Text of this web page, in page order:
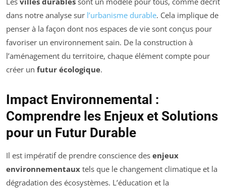
dans notre analyse sur l’urbanisme durable. Cela implique de
penser à la façon dont nos espaces de vie sont conçus pour
favoriser un environnement sain. De la construction à
l’aménagement du territoire, chaque élément compte pour
créer un futur écologique.
Impact Environnemental :
Comprendre les Enjeux et Solutions
pour un Futur Durable
Il est impératif de prendre conscience des enjeux
environnementaux tels que le changement climatique et la
dégradation des écosystèmes. L’éducation et la